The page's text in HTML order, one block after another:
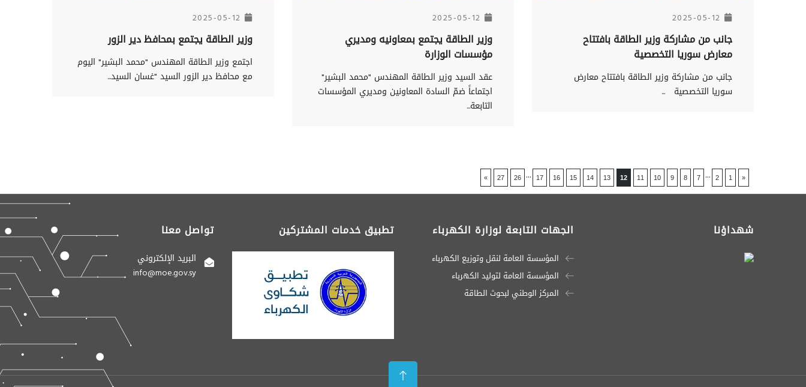
2025-05-12
جانب من مشاركة وزير الطاقة بافتتاح
معارض سوريا التخصصية
جانب من مشاركة وزير الطاقة بافتتاح معارض
سوريا التخصصية ...
2025-05-12
وزير الطاقة يجتمع بمعاونيه ومديري
مؤسسات الوزارة
عقد السيد وزير الطاقة المهندس "محمد البشير"
اجتماعاً ضمّ السادة المعاونين ومديري المؤسسات
التابعة...
2025-05-12
وزير الطاقة يجتمع بمحافظ دير الزور
اجتمع وزير الطاقة المهندس "محمد البشير" اليوم
مع محافظ دير الزور السيد "غسان السيد...
«
1
2
...
7
8
9
10
11
12
13
14
15
16
17
...
26
27
»
شهداؤنا الجهات التابعة لوزارة الكهرباء
المؤسسة العامة لنقل وتوزيع الكهرباء
المؤسسة العامة لتوليد الكهرباء
المركز الوطني لبحوث الطاقة
تطبيق خدمات المشتركين تواصل معنا
البريد الإلكتروني
info@moe.gov.sy